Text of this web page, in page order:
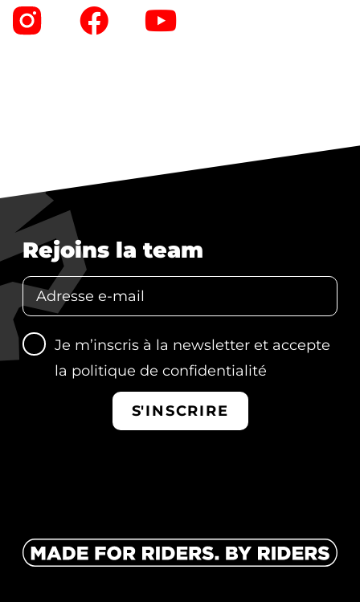
Rejoins la team
Je m’inscris à la newsletter et accepte
la politique de confidentialité
S'INSCRIRE